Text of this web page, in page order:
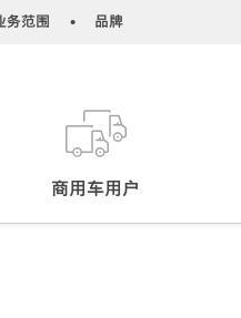
务范围 • 品牌
商用车用户